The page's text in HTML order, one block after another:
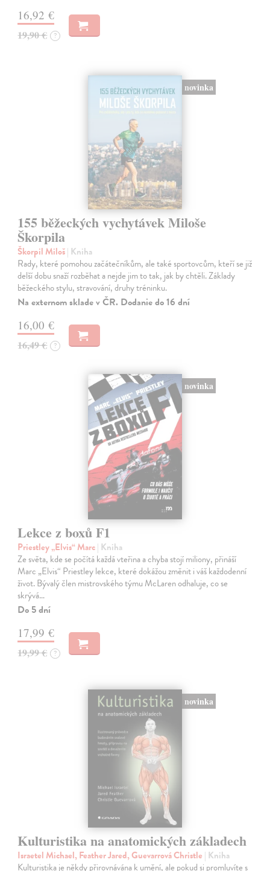
16,92 €
19,90 € ?
novinka
155 běžeckých vychytávek Miloše
Škorpila
Škorpil Miloš| Kniha
Rady, které pomohou začátečníkům, ale také sportovcům, kteří se již
delší dobu snaží rozběhat a nejde jim to tak, jak by chtěli. Základy
běžeckého stylu, stravování, druhy tréninku.
Na externom sklade v ČR. Dodanie do 16 dní
16,00 €
16,49 € ?
novinka
Lekce z boxů F1
Priestley „Elvis“ Marc| Kniha
Ze světa, kde se počítá každá vteřina a chyba stojí miliony, přináší
Marc „Elvis“ Priestley lekce, které dokážou změnit i váš každodenní
život. Bývalý člen mistrovského týmu McLaren odhaluje, co se
skrývá…
Do 5 dní
17,99 €
19,99 € ?
novinka
Kulturistika na anatomických základech
Israetel Michael, Feather Jared, Guevarrová Christle | Kniha
Kulturistika je někdy přirovnávána k umění, ale pokud si promluvíte s